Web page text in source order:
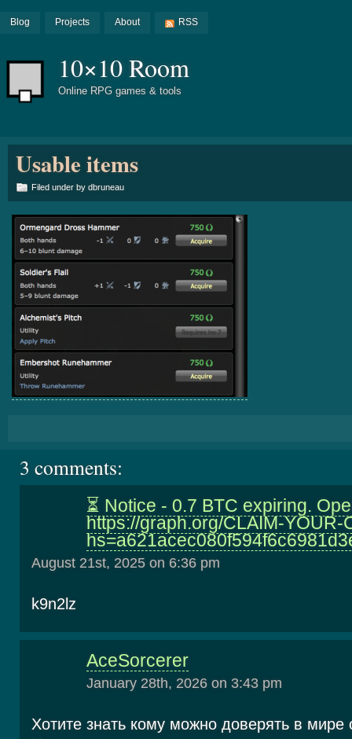
Blog Projects About RSS
10×10 Room
Online RPG games & tools
Usable items
Filed under by dbruneau
3 comments:
⏳ Notice - 0.7 BTC expiring.
https://graph.org/CLAIM-YOUR-
August 21st, 2025 on 6:36 pm
k9n2lz
AceSorcerer
January 28th, 2026 on 3:43 pm
Хотите знать кому можно доверять в мире